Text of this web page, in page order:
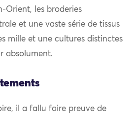
Orient, les broderies
et une vaste série de tissus
mille et une cultures distinctes
absolument.
il a fallu faire preuve de